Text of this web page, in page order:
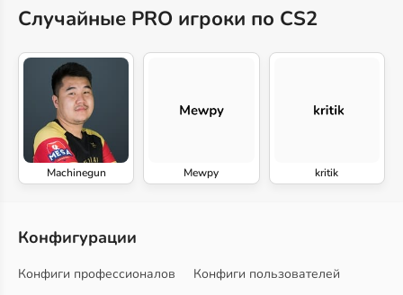
Случайные PRO игроки по CS2
Machinegun Mewpy kritik
Конфигурации
Конфиги профессионалов
Конфиги пользователей